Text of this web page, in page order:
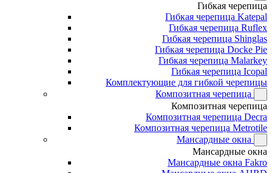
Гибкая черепица
Гибкая черепица Katepal
Гибкая черепица Ruflex
Гибкая черепица Shinglas
Гибкая черепица Docke Pie
Гибкая черепица Malarkey
Гибкая черепица Icopal
Комплектующие для гибкой черепицы
Композитная черепица
Композитная черепица
Композитная черепица Decra
Композитная черепица Metrotile
Мансардные окна
Мансардные окна
Мансардные окна Fakro